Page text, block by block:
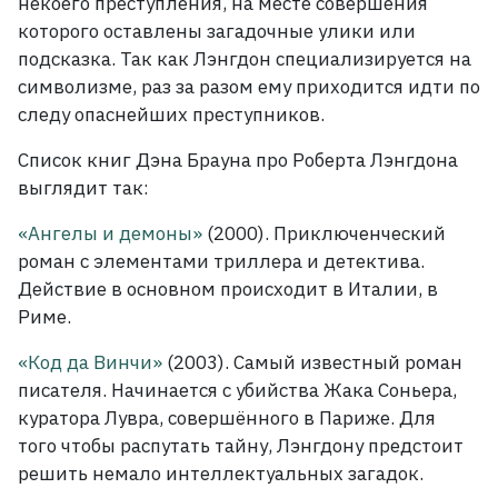
которого оставлены загадочные улики или
подсказка. Так как Лэнгдон специализируется на
символизме, раз за разом ему приходится идти по
следу опаснейших преступников.
Список книг Дэна Брауна про Роберта Лэнгдона
выглядит так:
«Ангелы и демоны» (2000). Приключенческий
роман с элементами триллера и детектива.
Действие в основном происходит в Италии, в
Риме.
«Код да Винчи» (2003). Самый известный роман
писателя. Начинается с убийства Жака Соньера,
куратора Лувра, совершённого в Париже. Для
того чтобы распутать тайну, Лэнгдону предстоит
решить немало интеллектуальных загадок.